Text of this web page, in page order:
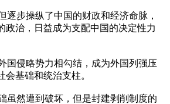
步操纵了中国的财政和经济命脉，
政治，日益成为支配中国的决定性力
国侵略势力相勾结，成为外国列强压
基础和统治支柱。
虽然遭到破坏，但是封建剥削制度的